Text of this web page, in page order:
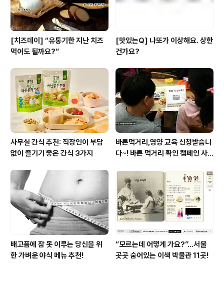
[치즈데이] “유통기한 지난 치즈
먹어도 될까요?”
[맛있는Q] 나또가 이상해요. 상한
건가요?
사무실 간식 추천: 직장인이 부담
없이 즐기기 좋은 간식 3가지
바른먹거리,영양 교육 신청받습니
다~! 바른 먹거리 확인 캠페인 사
배고픔에 잠 못 이루는 당신을 위
한 가벼운 야식 메뉴 추천!
“모르는데 어떻게 가요?”...서울
곳곳 숨어있는 이색 박물관 11곳!